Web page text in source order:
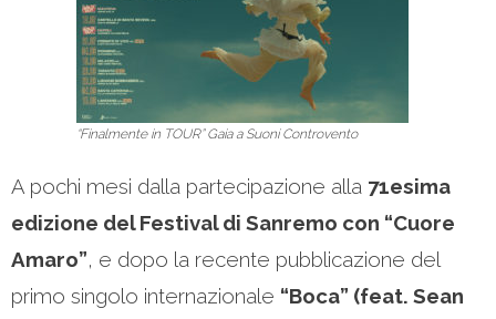
“Finalmente in TOUR” Gaia a Suoni Controvento
A pochi mesi dalla partecipazione alla 71esima
edizione del Festival di Sanremo con “Cuore
Amaro”, e dopo la recente pubblicazione del
primo singolo internazionale “Boca” (feat. Sean